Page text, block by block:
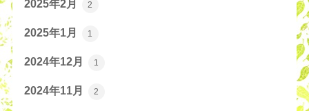
2025年2月 2
2025年1月 1
2024年12月 1
2024年11月 2